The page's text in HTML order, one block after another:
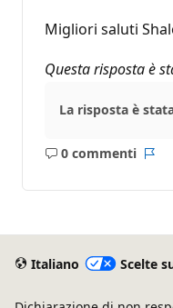
Migliori saluti
Questa risposta è
La risposta è
0 commenti
Nessun
Italiano Scelte